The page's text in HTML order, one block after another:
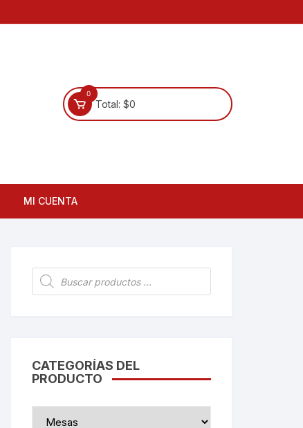
0
Total: $0
MI CUENTA
Búsqueda
de
CATEGORÍAS DEL
PRODUCTO